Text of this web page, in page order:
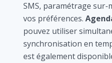
SMS, paramétrage
vos préférences.
pouvez utiliser
synchronisation en
est également